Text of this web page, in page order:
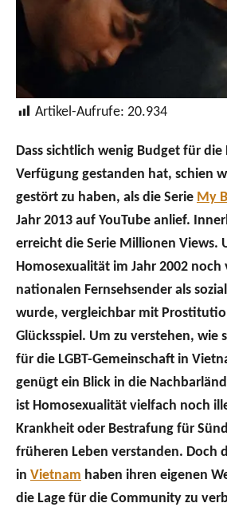
Artikel-Aufrufe: 20.934
Dass sichtlich wenig Budget für
Verfügung gestanden hat, schien
gestört zu haben, als die Serie My
Jahr 2013 auf YouTube anlief.
erreicht die Serie Millionen Views.
Homosexualität im Jahr 2002 noch
nationalen Fernsehsender als
wurde, vergleichbar mit
Glücksspiel. Um zu verstehen, wie
für die LGBT-Gemeinschaft in
genügt ein Blick in die
ist Homosexualität vielfach noch
Krankheit oder Bestrafung für
früheren Leben verstanden. Doch
in Vietnam haben ihren eigenen
die Lage für die Community zu